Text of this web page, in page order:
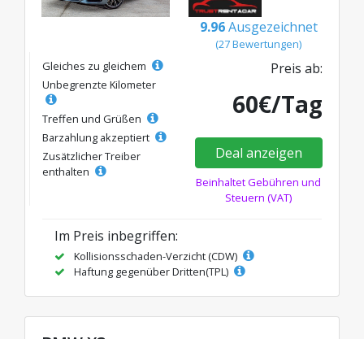
9.96 Ausgezeichnet
(27 Bewertungen)
Gleiches zu gleichem
Unbegrenzte Kilometer
Treffen und Grüßen
Barzahlung akzeptiert
Zusätzlicher Treiber
enthalten
Preis ab:
60€/Tag
Deal anzeigen
Beinhaltet Gebühren und
Steuern (VAT)
Im Preis inbegriffen:
Kollisionsschaden-Verzicht (CDW)
Haftung gegenüber Dritten(TPL)